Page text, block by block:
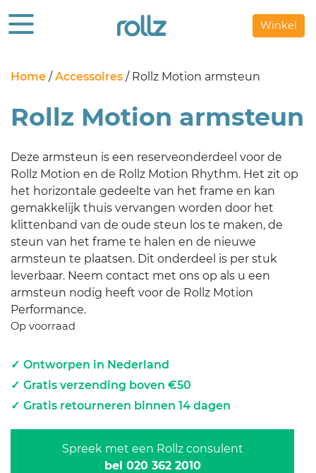
Winkel
Home /Accessoires / Rollz Motion armsteun
Rollz Motion armsteun
Deze armsteun is een reserveonderdeel voor de
Rollz Motion en de Rollz Motion Rhythm. Het zit op
het horizontale gedeelte van het frame en kan
gemakkelijk thuis vervangen worden door het
klittenband van de oude steun los te maken, de
steun van het frame te halen en de nieuwe
armsteun te plaatsen. Dit onderdeel is per stuk
leverbaar. Neem contact met ons op als u een
armsteun nodig heeft voor de Rollz Motion
Performance.
Op voorraad
Ontworpen in Nederland
Gratis verzending boven €50
Gratis retourneren binnen 14 dagen
Spreek met een Rollz consulent
bel 020 362 2010